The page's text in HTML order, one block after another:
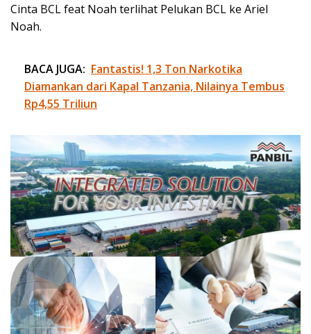
Cinta BCL feat Noah terlihat Pelukan BCL ke Ariel
Noah.
BACA JUGA: Fantastis! 1,3 Ton Narkotika
Diamankan dari Kapal Tanzania, Nilainya Tembus
Rp4,55 Triliun